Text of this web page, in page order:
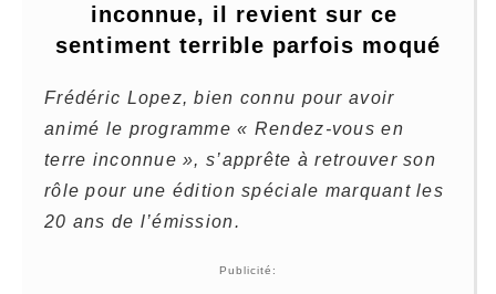
inconnue, il revient sur ce
sentiment terrible parfois moqué
Frédéric Lopez, bien connu pour avoir
animé le programme « Rendez-vous en
terre inconnue », s’apprête à retrouver son
rôle pour une édition spéciale marquant les
20 ans de l’émission.
Publicité: